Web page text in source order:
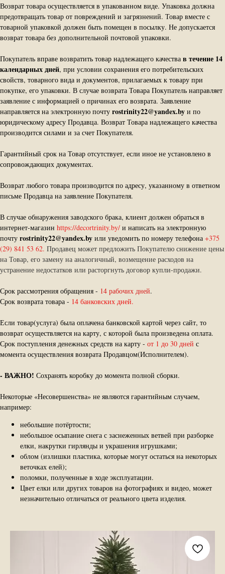
Возврат товара осуществляется в упакованном виде. Упаковка должна
предотвращать товар от повреждений и загрязнений. Товар вместе с
товарной упаковкой должен быть помещен в посылку. Не допускается
возврат товара без дополнительной почтовой упаковки.
Покупатель вправе возвратить товар надлежащего качества в течение 14
календарных дней, при условии сохранения его потребительских
свойств, товарного вида и документов, прилагаемых к товару при
покупке, его упаковки. В случае возврата Товара Покупатель направляет
заявление с информацией о причинах его возврата. Заявление
направляется на электронную почту rostrinity22@yandex.by и по
юридическому адресу Продавца. Возврат Товара надлежащего качества
производится силами и за счет Покупателя.
Гарантийный срок на Товар отсутствует, если иное не установлено в
сопровождающих документах.
Возврат любого товара производится по адресу, указанному в ответном
письме Продавца на заявление Покупателя.
В случае обнаружения заводского брака, клиент должен обраться в
интернет-магазин https://decortrinity.by/ и написать на электронную
почту rostrinity22@yandex.by или уведомить по номеру телефона +375
(29) 841 53 62. Продавец может предложить Покупателю снижение цены
на Товар, его замену на аналогичный, возмещение расходов на
устранение недостатков или расторгнуть договор купли-продажи.
Срок рассмотрения обращения - 14 рабочих дней.
Срок возврата товара - 14 банковских дней.
Если товар(услуга) была оплачена банковской картой через сайт, то
возврат осуществляется на карту, с которой была произведена оплата.
Срок поступления денежных средств на карту - от 1 до 30 дней с
момента осуществления возврата Продавцом(Исполнителем).
- ВАЖНО! Сохранять коробку до момента полной сборки.
Некоторые «Несовершенства» не являются гарантийным случаем,
например:
небольшие потёртости;
небольшое осыпание снега с заснеженных ветвей при разборке
елки, накрутки гирлянды и украшения игрушками;
облом (излишки пластика, которые могут остаться на некоторых
веточках елей);
поломки, полученные в ходе эксплуатации.
Цвет елки или других товаров на фотографиях и видео, может
незначительно отличаться от реального цвета изделия.